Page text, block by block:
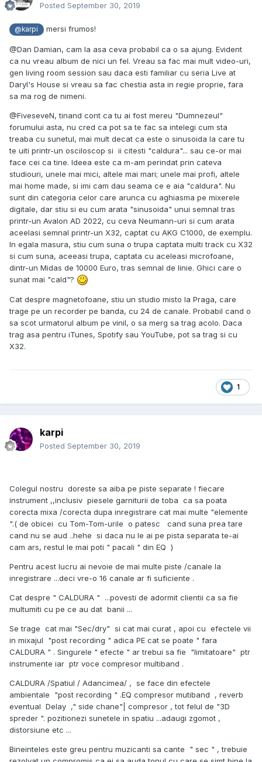
Posted September 30, 2019
@karpi mersi frumos!
@Dan Damian, cam la asa ceva probabil ca o sa ajung. Evident
ca nu vreau album de nici un fel. Vreau sa fac mai mult video-uri,
gen living room session sau daca esti familiar cu seria Live at
Daryl's House si vreau sa fac chestia asta in regie proprie, fara
sa ma rog de nimeni.
@FiveseveN, tinand cont ca tu ai fost mereu "Dumnezeul"
forumului asta, nu cred ca pot sa te fac sa intelegi cum sta
treaba cu sunetul, mai mult decat ca este o sinusoida la care tu
te uiti printr-un osciloscop si ii citesti "caldura"... sau ce-or mai
face cei ca tine. Ideea este ca m-am perindat prin cateva
studiouri, unele mai mici, altele mai mari; unele mai profi, altele
mai home made, si imi cam dau seama ce e aia "caldura". Nu
sunt din categoria celor care arunca cu aghiasma pe mixerele
digitale, dar stiu si eu cum arata "sinusoida" unui semnal tras
printr-un Avalon AD 2022, cu ceva Neumann-uri si cum arata
aceelasi semnal printr-un X32, captat cu AKG C1000, de exemplu.
In egala masura, stiu cum suna o trupa captata multi track cu X32
si cum suna, aceeasi trupa, captata cu aceleasi microfoane,
dintr-un Midas de 10000 Euro, tras semnal de linie. Ghici care o
sunat mai "cald"?
Cat despre magnetofoane, stiu un studio misto la Praga, care
trage pe un recorder pe banda, cu 24 de canale. Probabil cand o
sa scot urmatorul album pe vinil, o sa merg sa trag acolo. Daca
trag asa pentru iTunes, Spotify sau YouTube, pot sa trag si cu
X32.
1
karpi
Posted September 30, 2019
Colegul nostru doreste sa aiba pe piste separate ! fiecare
instrument ,,inclusiv piesele garniturii de toba ca sa poata
corecta mixa /corecta dupa inregistrare cat mai multe "elemente
".( de obicei cu Tom-Tom-urile o patesc cand suna prea tare
cand nu se aud ..hehe si daca nu le ai pe pista separata te-ai
cam ars, restul le mai poti " pacali " din EQ )
Pentru acest lucru ai nevoie de mai multe piste /canale la
inregistrare ...deci vre-o 16 canale ar fi suficiente .
Cat despre " CALDURA " ...povesti de adormit clientii ca sa fie
multumiti cu pe ce au dat banii ...
Se trage cat mai "Sec/dry" si cat mai curat , apoi cu efectele vii
in mixajul "post recording " adica PE cat se poate " fara
CALDURA " . Singurele " efecte " ar trebui sa fie "limitatoare" ptr
instrumente iar ptr voce compresor multiband .
CALDURA /Spatiul / Adancimea/ , se face din efectele
ambientale "post recording " .EQ compresor mutiband , reverb
eventual Delay ," side chane"| compresor , tot felul de "3D
spreder ". pozitionezi sunetele in spatiu ...adaugi zgomot ,
distorsiune etc ...
Bineinteles este greu pentru muzicanti sa cante " sec " , trebuie